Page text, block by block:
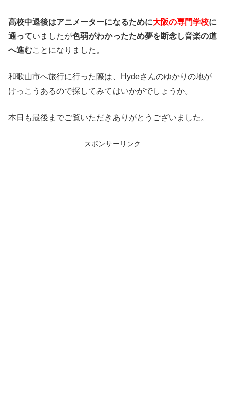
高校中退後はアニメーターになるために大阪の専門学校に
通っていましたが色弱がわかったため夢を断念し音楽の道
へ進むことになりました。
和歌山市へ旅行に行った際は、Hydeさんのゆかりの地が
けっこうあるので探してみてはいかがでしょうか。
本日も最後までご覧いただきありがとうございました。
スポンサーリンク